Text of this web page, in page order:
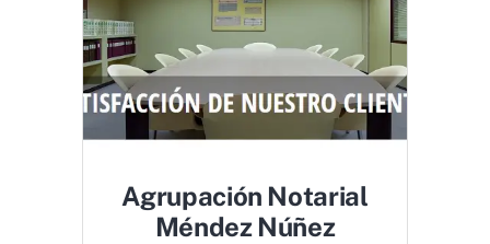
Agrupación Notarial
Méndez Núñez